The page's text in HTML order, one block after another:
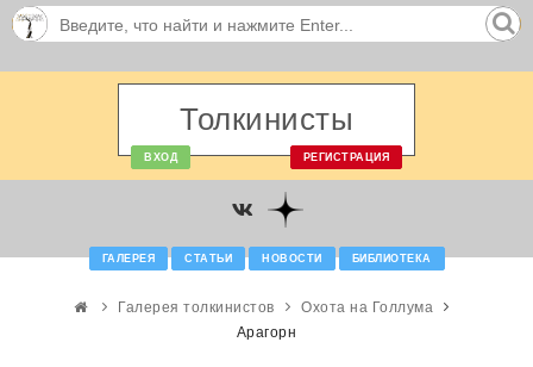
Толкинисты
ВХОД РЕГИСТРАЦИЯ
ГАЛЕРЕЯ СТАТЬИ НОВОСТИ БИБЛИОТЕКА
Галерея толкинистов
Охота на Голлума
Арагорн